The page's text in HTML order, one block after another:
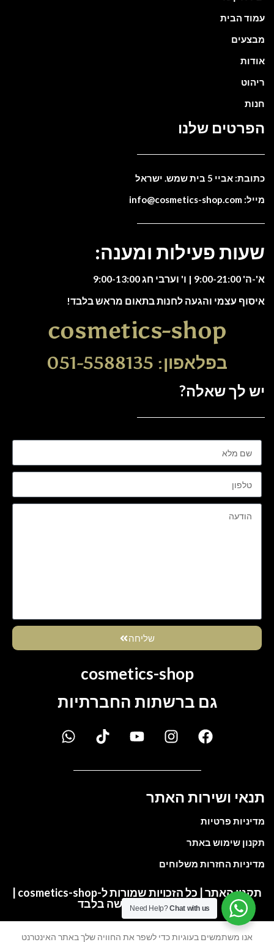
עמוד הבית
מבצעים
אודות
ריהוט
חנות
הפרטים שלנו
כתובת: אביי 5 בית שמש. ישראל
מייל: info@cosmetics-shop.com
שעות פעילות ומענה:
א'-ה' 9:00-21:00 | ו' וערבי חג 9:00-13:00
איסוף עצמי והגעה לחנות בתאום מראש בלבד!
cosmetics-shop
בפלאפון: 051-5588135
יש לך שאלה?
שליחה
cosmetics-shop
גם ברשתות החברתיות
תנאי ושירות האתר
מדיניות פרטיות
תקנון שימוש באתר
מדיניות החזרות משלוחים
התמונות להמחשה בלבד
אנו משתמשים בעוגיות כדי לשפר את החוויה שלך באתר האינטרנט
Need Help?Chat with us